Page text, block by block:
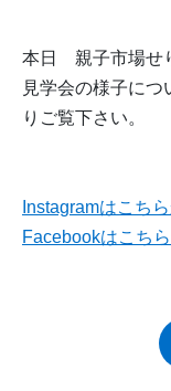
本日 親子市場せ
見学会の様子につ
りご覧下さい。
Instagramはこち
Facebookはこち